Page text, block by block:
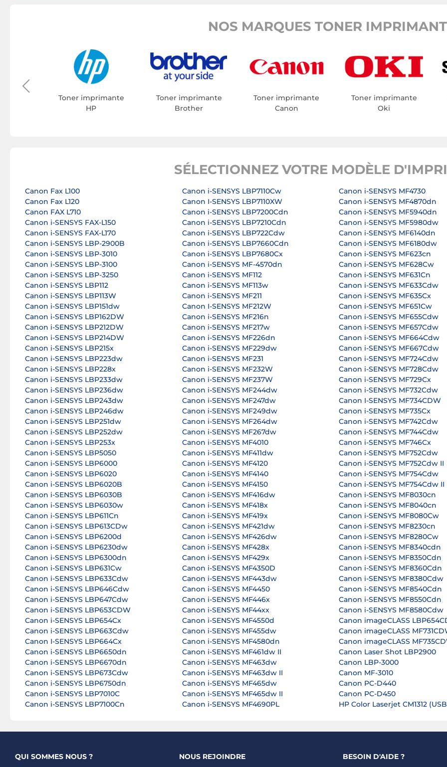
NOS MARQUES TONER
Toner imprimante
HP
Toner imprimante
Brother
Toner imprimante
Canon
Toner imprimante
Oki
SÉLECTIONNEZ VOTRE MODÈLE
Canon Fax L100
Canon Fax L120
Canon FAX L710
Canon i-SENSYS FAX-L150
Canon i-SENSYS FAX-L170
Canon i-SENSYS LBP-2900B
Canon i-SENSYS LBP-3010
Canon i-SENSYS LBP-3100
Canon i-SENSYS LBP-3250
Canon i-SENSYS LBP112
Canon i-SENSYS LBP113W
Canon i-SENSYS LBP151dw
Canon i-SENSYS LBP162DW
Canon i-SENSYS LBP212DW
Canon i-SENSYS LBP214DW
Canon i-SENSYS LBP215x
Canon i-SENSYS LBP223dw
Canon i-SENSYS LBP228x
Canon i-SENSYS LBP233dw
Canon i-SENSYS LBP236dw
Canon i-SENSYS LBP243dw
Canon i-SENSYS LBP246dw
Canon i-SENSYS LBP251dw
Canon i-SENSYS LBP252dw
Canon i-SENSYS LBP253x
Canon i-SENSYS LBP5050
Canon i-SENSYS LBP6000
Canon i-SENSYS LBP6020
Canon i-SENSYS LBP6020B
Canon i-SENSYS LBP6030B
Canon i-SENSYS LBP6030w
Canon i-SENSYS LBP611Cn
Canon i-SENSYS LBP613CDw
Canon i-SENSYS LBP6200d
Canon i-SENSYS LBP6230dw
Canon i-SENSYS LBP6300dn
Canon i-SENSYS LBP631Cw
Canon i-SENSYS LBP633Cdw
Canon i-SENSYS LBP646Cdw
Canon i-SENSYS LBP647Cdw
Canon i-SENSYS LBP653CDW
Canon i-SENSYS LBP654Cx
Canon i-SENSYS LBP663Cdw
Canon I-SENSYS LBP664Cx
Canon i-SENSYS LBP6650dn
Canon i-SENSYS LBP6670dn
Canon i-SENSYS LBP673Cdw
Canon i-SENSYS LBP6750dn
Canon i-SENSYS LBP7010C
Canon i-SENSYS LBP7100Cn
Canon i-SENSYS LBP7110Cw
Canon I-SENSYS LBP7110XW
Canon i-SENSYS LBP7200Cdn
Canon i-SENSYS LBP7210Cdn
Canon i-SENSYS LBP722Cdw
Canon i-SENSYS LBP7660Cdn
Canon i-SENSYS LBP7680Cx
Canon i-SENSYS MF-4570dn
Canon i-SENSYS MF112
Canon i-SENSYS MF113w
Canon i-SENSYS MF211
Canon I-SENSYS MF212W
Canon i-SENSYS MF216n
Canon i-SENSYS MF217w
Canon i-SENSYS MF226dn
Canon i-SENSYS MF229dw
Canon i-SENSYS MF231
Canon i-SENSYS MF232W
Canon i-SENSYS MF237W
Canon i-SENSYS MF244dw
Canon i-SENSYS MF247dw
Canon i-SENSYS MF249dw
Canon i-SENSYS MF264dw
Canon i-SENSYS MF267dw
Canon i-SENSYS MF4010
Canon i-SENSYS MF411dw
Canon i-SENSYS MF4120
Canon i-SENSYS MF4140
Canon i-SENSYS MF4150
Canon i-SENSYS MF416dw
Canon i-SENSYS MF418x
Canon i-SENSYS MF419x
Canon i-SENSYS MF421dw
Canon i-SENSYS MF426dw
Canon i-SENSYS MF428x
Canon i-SENSYS MF429x
Canon i-SENSYS MF4350D
Canon i-SENSYS MF443dw
Canon i-SENSYS MF4450
Canon i-SENSYS MF446x
Canon i-SENSYS MF44xx
Canon i-SENSYS MF4550d
Canon i-SENSYS MF455dw
Canon i-SENSYS MF4580dn
Canon i-SENSYS MF461dw II
Canon i-SENSYS MF463dw
Canon i-SENSYS MF463dw II
Canon i-SENSYS MF465dw
Canon i-SENSYS MF465dw II
Canon i-SENSYS MF4690PL
Canon i-SENSYS MF4730
Canon i-SENSYS MF4870dn
Canon i-SENSYS MF5940dn
Canon i-SENSYS MF5980dw
Canon i-SENSYS MF6140dn
Canon i-SENSYS MF6180dw
Canon i-SENSYS MF623cn
Canon i-SENSYS MF628Cw
Canon i-SENSYS MF631Cn
Canon i-SENSYS MF633Cdw
Canon i-SENSYS MF635Cx
Canon i-SENSYS MF651Cw
Canon i-SENSYS MF655Cdw
Canon i-SENSYS MF657Cdw
Canon i-SENSYS MF664Cdw
Canon i-SENSYS MF667Cdw
Canon i-SENSYS MF724Cdw
Canon i-SENSYS MF728Cdw
Canon i-SENSYS MF729Cx
Canon i-SENSYS MF732Cdw
Canon I-SENSYS MF734CDW
Canon i-SENSYS MF735Cx
Canon i-SENSYS MF742Cdw
Canon i-SENSYS MF744Cdw
Canon i-SENSYS MF746Cx
Canon i-SENSYS MF752Cdw
Canon i-SENSYS MF752Cdw II
Canon i-SENSYS MF754Cdw
Canon i-SENSYS MF754Cdw II
Canon i-SENSYS MF8030cn
Canon i-SENSYS MF8040cn
Canon i-SENSYS MF8080Cw
Canon i-SENSYS MF8230cn
Canon i-SENSYS MF8280Cw
Canon i-SENSYS MF8340cdn
Canon i-SENSYS MF8350Cdn
Canon i-SENSYS MF8360Cdn
Canon i-SENSYS MF8380Cdw
Canon i-SENSYS MF8540Cdn
Canon i-SENSYS MF8550Cdn
Canon i-SENSYS MF8580Cdw
Canon imageCLASS
Canon imageCLASS
Canon imageCLASS
Canon Laser Shot LBP2900
Canon LBP-3000
Canon MF-3010
Canon PC-D440
Canon PC-D450
HP Color Laserjet CM1312
QUI SOMMES NOUS ? NOUS REJOINDRE BESOIN D'AIDE ?